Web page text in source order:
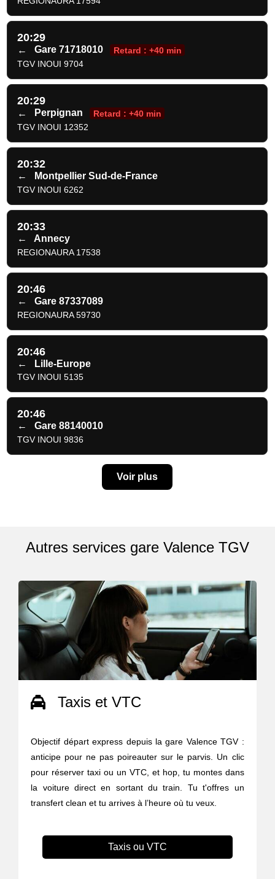
20:29
← Gare 71718010
Retard : +40 min
TGV INOUI 9704
20:29
← Perpignan
Retard : +40 min
TGV INOUI 12352
20:32
← Montpellier Sud-de-France
TGV INOUI 6262
20:33
← Annecy
REGIONAURA 17538
20:46
← Gare 87337089
REGIONAURA 59730
20:46
← Lille-Europe
TGV INOUI 5135
20:46
← Gare 88140010
TGV INOUI 9836
Voir plus
Autres services gare Valence TGV
Taxis et VTC
Objectif départ express depuis la gare Valence TGV :
anticipe pour ne pas poireauter sur le parvis. Un clic
pour réserver taxi ou un VTC, et hop, tu montes dans
la voiture direct en sortant du train. Tu t'offres un
transfert clean et tu arrives à l’heure où tu veux.
Taxis ou VTC